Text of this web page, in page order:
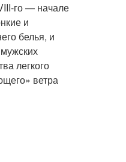
го — начале
и
белья, и
легкого
ветра